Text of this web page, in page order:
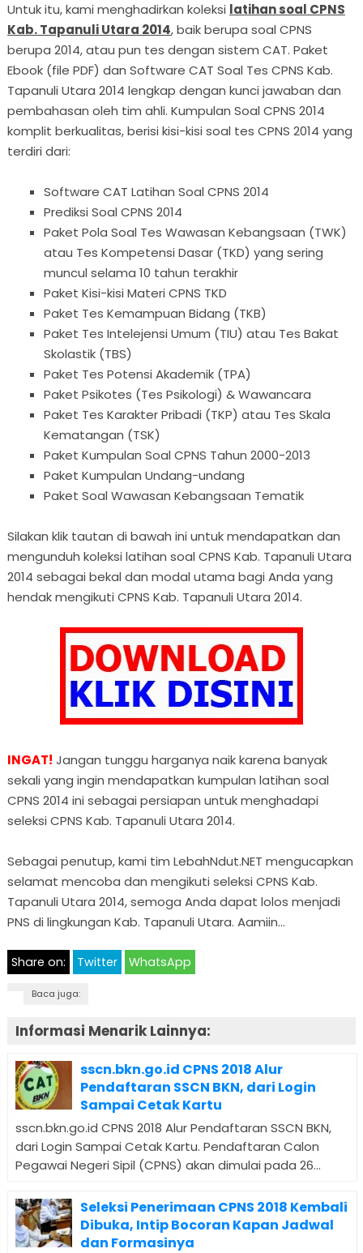
Untuk itu, kami menghadirkan koleksi latihan soal CPNS
Kab. Tapanuli Utara 2014, baik berupa soal CPNS
berupa 2014, atau pun tes dengan sistem CAT. Paket
Ebook (file PDF) dan Software CAT Soal Tes CPNS Kab.
Tapanuli Utara 2014 lengkap dengan kunci jawaban dan
pembahasan oleh tim ahli. Kumpulan Soal CPNS 2014
komplit berkualitas, berisi kisi-kisi soal tes CPNS 2014 yang
terdiri dari:
Software CAT Latihan Soal CPNS 2014
Prediksi Soal CPNS 2014
Paket Pola Soal Tes Wawasan Kebangsaan (TWK)
atau Tes Kompetensi Dasar (TKD) yang sering
muncul selama 10 tahun terakhir
Paket Kisi-kisi Materi CPNS TKD
Paket Tes Kemampuan Bidang (TKB)
Paket Tes Intelejensi Umum (TIU) atau Tes Bakat
Skolastik (TBS)
Paket Tes Potensi Akademik (TPA)
Paket Psikotes (Tes Psikologi) & Wawancara
Paket Tes Karakter Pribadi (TKP) atau Tes Skala
Kematangan (TSK)
Paket Kumpulan Soal CPNS Tahun 2000-2013
Paket Kumpulan Undang-undang
Paket Soal Wawasan Kebangsaan Tematik
Silakan klik tautan di bawah ini untuk mendapatkan dan
mengunduh koleksi latihan soal CPNS Kab. Tapanuli Utara
2014 sebagai bekal dan modal utama bagi Anda yang
hendak mengikuti CPNS Kab. Tapanuli Utara 2014.
INGAT! Jangan tunggu harganya naik karena banyak
sekali yang ingin mendapatkan kumpulan latihan soal
CPNS 2014 ini sebagai persiapan untuk menghadapi
seleksi CPNS Kab. Tapanuli Utara 2014.
Sebagai penutup, kami tim LebahNdut.NET mengucapkan
selamat mencoba dan mengikuti seleksi CPNS Kab.
Tapanuli Utara 2014, semoga Anda dapat lolos menjadi
PNS di lingkungan Kab. Tapanuli Utara. Aamiin…
Share on: Twitter WhatsApp
Baca juga:
Informasi Menarik Lainnya:
sscn.bkn.go.id CPNS 2018 Alur
Pendaftaran SSCN BKN, dari Login
Sampai Cetak Kartu
sscn.bkn.go.id CPNS 2018 Alur Pendaftaran SSCN BKN,
dari Login Sampai Cetak Kartu. Pendaftaran Calon
Pegawai Negeri Sipil (CPNS) akan dimulai pada 26...
Seleksi Penerimaan CPNS 2018 Kembali
Dibuka, Intip Bocoran Kapan Jadwal
dan Formasinya